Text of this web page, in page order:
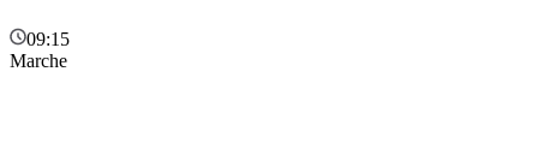
09:15
Marche